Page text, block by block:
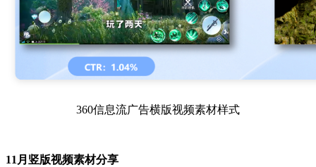
360信息流广告横版视频素材样式
11月竖版视频素材分享